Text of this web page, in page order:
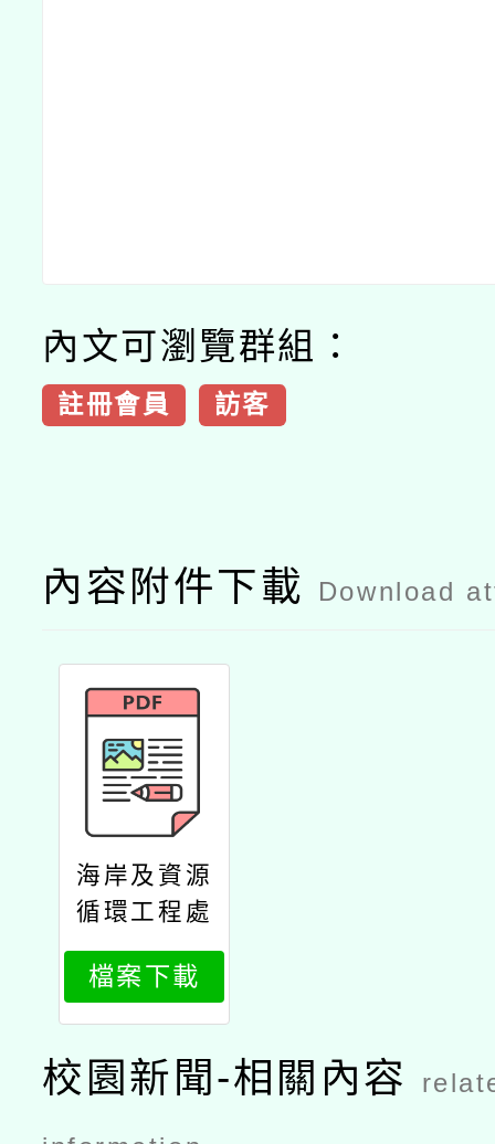
內文可瀏覽群組：
註冊會員 訪客
內容附件下載 Download
海岸及資源
循環工程處
辦理「與海
相遇2024世
界海洋日在
桃園」活動
電子海報
檔案下載
校園新聞-相關內容